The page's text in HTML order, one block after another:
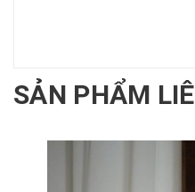
SẢN PHẨM